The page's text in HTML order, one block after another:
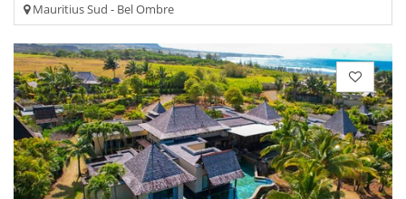
Mauritius Sud - Bel Ombre